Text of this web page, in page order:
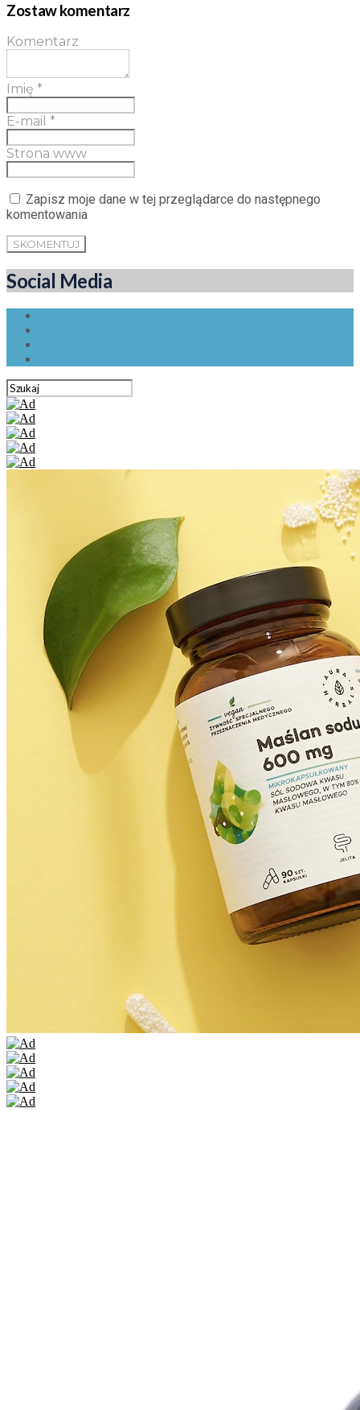
Zostaw komentarz
Komentarz
Imię *
E-mail *
Strona www
Zapisz moje dane w tej przeglądarce do następnego
komentowania
Social Media